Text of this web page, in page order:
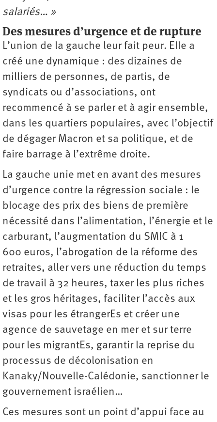
salariés… »
Des mesures d’urgence et de rupture
L’union de la gauche leur fait peur. Elle a
créé une dynamique : des dizaines de
milliers de personnes, de partis, de
syndicats ou d’associations, ont
recommencé à se parler et à agir ensemble,
dans les quartiers populaires, avec l’objectif
de dégager Macron et sa politique, et de
faire barrage à l’extrême droite.
La gauche unie met en avant des mesures
d’urgence contre la régression sociale : le
blocage des prix des biens de première
nécessité dans l’alimentation, l’énergie et le
carburant, l’augmentation du SMIC à 1
600 euros, l’abrogation de la réforme des
retraites, aller vers une réduction du temps
de travail à 32 heures, taxer les plus riches
et les gros héritages, faciliter l’accès aux
visas pour les étrangerEs et créer une
agence de sauvetage en mer et sur terre
pour les migrantEs, garantir la reprise du
processus de décolonisation en
Kanaky/Nouvelle-Calédonie, sanctionner le
gouvernement israélien…
Ces mesures sont un point d’appui face au